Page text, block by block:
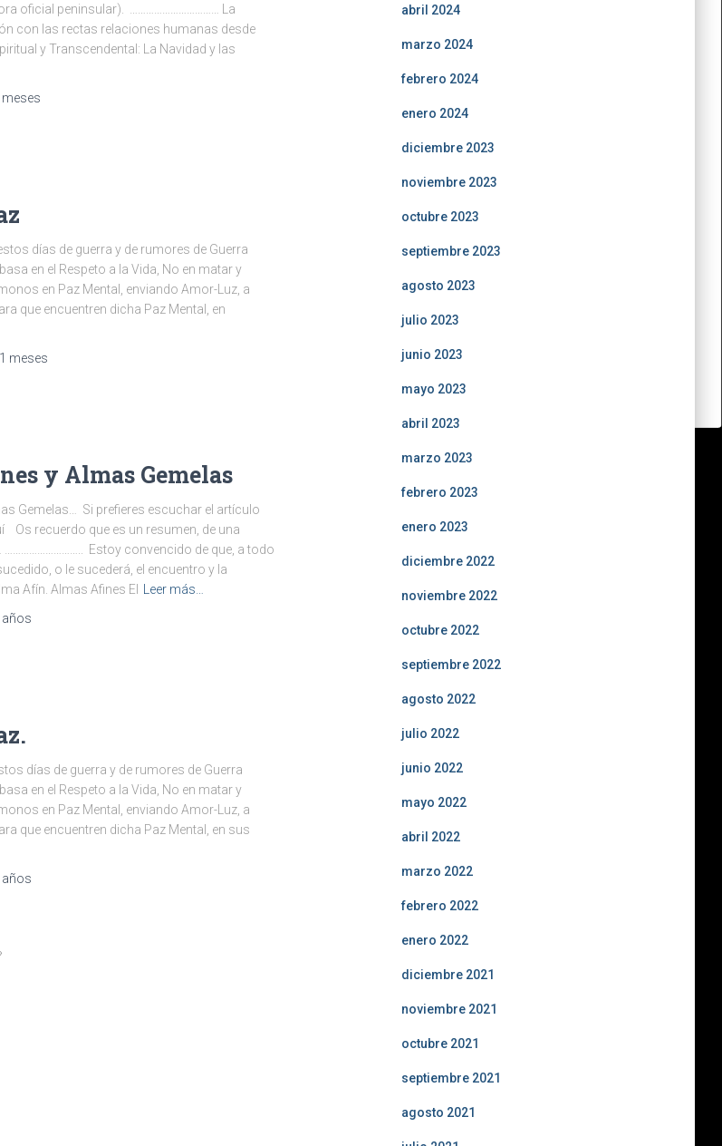
oficial peninsular). …………………………… La
con las rectas relaciones humanas desde
y Transcendental: La Navidad y las
meses
días de guerra y de rumores de Guerra
en el Respeto a la Vida, No en matar y
en Paz Mental, enviando Amor-Luz, a
que encuentren dicha Paz Mental, en
meses
y Almas Gemelas
Gemelas… Si prefieres escuchar el artículo
Os recuerdo que es un resumen, de una
……………………….. Estoy convencido de que, a todo
o le sucederá, el encuentro y la
Afín. Almas Afines El
Leer más…
años
días de guerra y de rumores de Guerra
en el Respeto a la Vida, No en matar y
en Paz Mental, enviando Amor-Luz, a
que encuentren dicha Paz Mental, en sus
años
abril 2024
marzo 2024
febrero 2024
enero 2024
diciembre 2023
noviembre 2023
octubre 2023
septiembre 2023
agosto 2023
julio 2023
junio 2023
mayo 2023
abril 2023
marzo 2023
febrero 2023
enero 2023
diciembre 2022
noviembre 2022
octubre 2022
septiembre 2022
agosto 2022
julio 2022
junio 2022
mayo 2022
abril 2022
marzo 2022
febrero 2022
enero 2022
diciembre 2021
noviembre 2021
octubre 2021
septiembre 2021
agosto 2021